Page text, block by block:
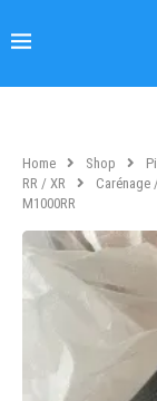
Home Shop
RR / XR
Carénage
M1000RR